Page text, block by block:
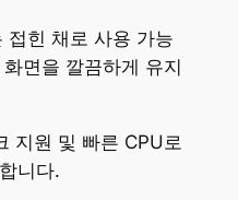
접힌 채로 사용 가능
면을 깔끔하게 유지
지원 및 빠른 CPU로
니다.